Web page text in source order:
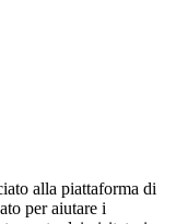
alla piattaforma di
per aiutare i